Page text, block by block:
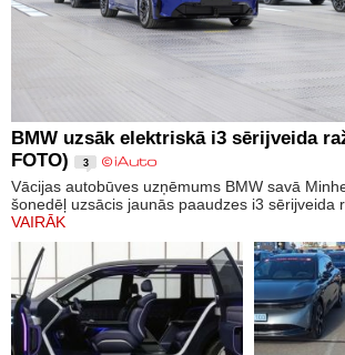
BMW uzsāk elektriskā i3 sērijveida
FOTO)
3
Vācijas autobūves uzņēmums BMW savā
šonedēļ uzsācis jaunās paaudzes i3 sērijveida
VAIRĀK